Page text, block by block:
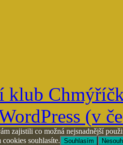
klub
(v
zajistili co možná nejsnadnější
souhlasíte. Souhlasím